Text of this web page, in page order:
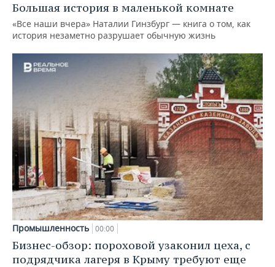
Большая история в маленькой комнате
«Все наши вчера» Наталии Гинзбург — книга о том, как
история незаметно разрушает обычную жизнь
Промышленность 00:00
Бизнес-обзор: пороховой узаконил цеха, с
подрядчика лагеря в Крыму требуют еще